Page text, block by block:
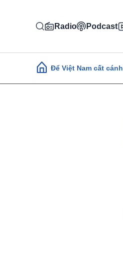
Radio Podcast
Main navigation
Để Việt Nam cất cánh